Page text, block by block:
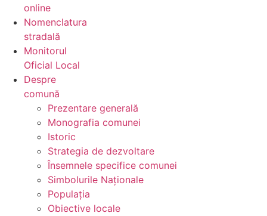
online
Nomenclatura
stradală
Monitorul
Oficial Local
Despre
comună
Prezentare generală
Monografia comunei
Istoric
Strategia de dezvoltare
Însemnele specifice comunei
Simbolurile Naționale
Populația
Obiective locale